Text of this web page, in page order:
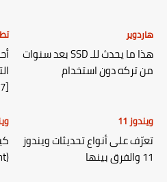
هاردوير
هذا ما يحدث للـ SSD بعد سنوات
من تركه دون استخدام
[26/8/7]
ويندوز 11
تعرّف على أنواع تحديثات ويندوز
11 والفرق بينها
(Guest Account) في ويندوز 11